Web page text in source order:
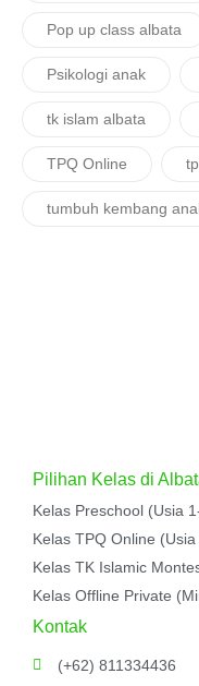
Pop up class albata
Psikologi anak
tk islam albata
TPQ Online
tumbuh kembang
Pilihan Kelas di
Kelas Preschool (Usia
Kelas TPQ Online
Kelas TK Islamic
Kelas Offline Private
Kontak
(+62) 811334436